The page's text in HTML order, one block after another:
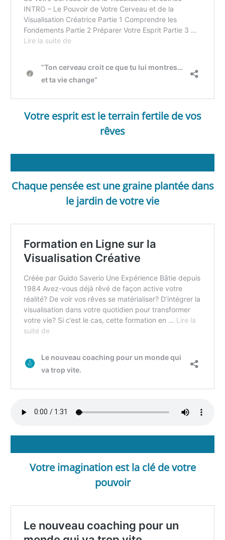
Votre esprit est le terrain fertile de vos
rêves
Chaque pensée est une graine plantée dans
le jardin de votre vie
Votre imagination est la clé de votre
pouvoir